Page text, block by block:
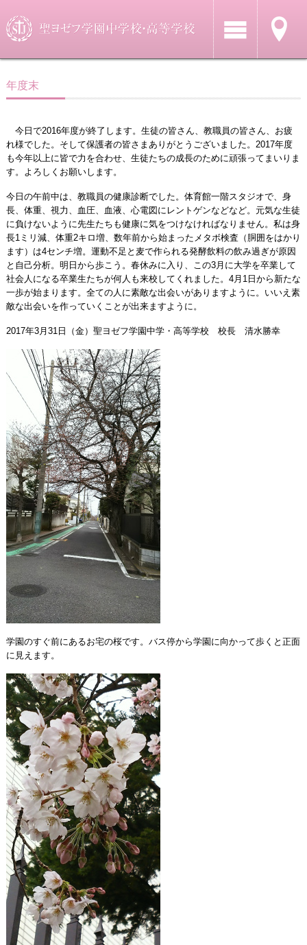
年度末
今日で2016年度が終了します。生徒の皆さん、教職員の皆さん、お疲
れ様でした。そして保護者の皆さまありがとうございました。2017年度
も今年以上に皆で力を合わせ、生徒たちの成長のために頑張ってまいりま
す。よろしくお願いします。
今日の午前中は、教職員の健康診断でした。体育館一階スタジオで、身
長、体重、視力、血圧、血液、心電図にレントゲンなどなど。元気な生徒
に負けないように先生たちも健康に気をつけなければなりません。私は身
長1ミリ減、体重2キロ増、数年前から始まったメタボ検査（胴囲をはかり
ます）は4センチ増。運動不足と麦で作られる発酵飲料の飲み過ぎが原因
と自己分析。明日から歩こう。春休みに入り、この3月に大学を卒業して
社会人になる卒業生たちが何人も来校してくれました。4月1日から新たな
一歩が始まります。全ての人に素敵な出会いがありますように。いいえ素
敵な出会いを作っていくことが出来ますように。
2017年3月31日（金）聖ヨゼフ学園中学・高等学校 校長 清水勝幸
学園のすぐ前にあるお宅の桜です。バス停から学園に向かって歩くと正面
に見えます。